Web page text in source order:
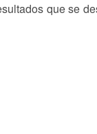
que se